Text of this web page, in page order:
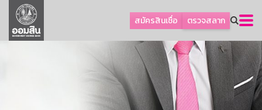
สมัครสินเชื่อ ตรวจสลาก
ลูกค้าธุรกิจ
ลูกค้าผู้ประกอบรายย่อย